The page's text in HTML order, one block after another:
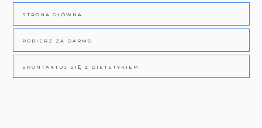
STRONA GŁÓWNA
POBIERZ ZA DARMO
SKONTAKTUJ SIĘ Z DIETETYKIEM